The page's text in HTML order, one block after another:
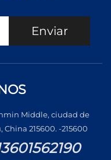
Enviar
Middle, ciudad de
215600. -215600